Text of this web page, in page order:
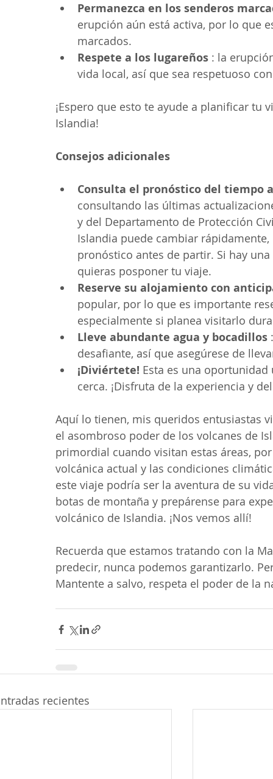
Permanezca en los senderos
erupción aún está activa, por lo que
marcados.
Respete a los lugareños : la
vida local, así que sea respetuoso
¡Espero que esto te ayude a planificar tu
Islandia!
Consejos adicionales
Consulta el pronóstico del tiempo
consultando las últimas
y del Departamento de Protección
Islandia puede cambiar
pronóstico antes de partir. Si hay
quieras posponer tu viaje.
Reserve su alojamiento con
popular, por lo que es importante
especialmente si planea visitarlo
Lleve abundante agua y bocadillos
desafiante, así que asegúrese de
¡Diviértete! Esta es una
cerca. ¡Disfruta de la experiencia y
Aquí lo tienen, mis queridos entusiastas
el asombroso poder de los volcanes de
primordial cuando visitan estas áreas,
volcánica actual y las condiciones
este viaje podría ser la aventura de su
botas de montaña y prepárense para
volcánico de Islandia. ¡Nos vemos allí!
Recuerda que estamos tratando con la
predecir, nunca podemos garantizarlo.
Mantente a salvo, respeta el poder de la
recientes